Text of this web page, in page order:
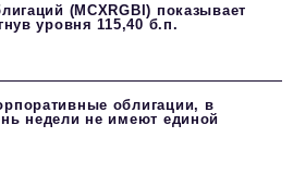
(MCXRGBI) показывает
уровня 115,40 б.п.
облигации, в
недели не имеют единой